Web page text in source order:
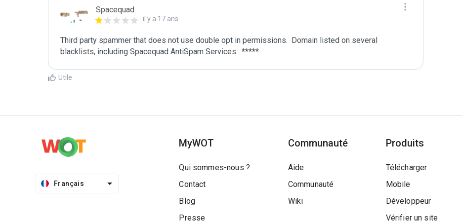
Spacequad
il y a 17 ans
Third party spammer that does not use double opt in permissions.  Domain listed on several
Utile
Français
MyWOT
Qui sommes-nous ?
Contact
Blog
Presse
Communauté
Aide
Communauté
Wiki
Produits
Télécharger
Mobile
Développeur
Vérifier un site